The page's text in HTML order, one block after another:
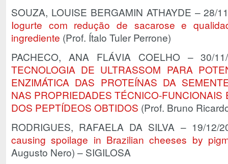
SOUZA, LOUISE BERGAMIN ATHAYDE – 28/
Iogurte com redução de sacarose e
ingrediente (Prof. Ítalo Tuler Perrone)
PACHECO, ANA FLÁVIA COELHO – 30/
TECNOLOGIA DE ULTRASSOM PARA
ENZIMÁTICA DAS PROTEÍNAS DA
NAS PROPRIEDADES TÉCNICO-FUNCIONAIS
DOS PEPTÍDEOS OBTIDOS (Prof. Bruno
RODRIGUES, RAFAELA DA SILVA – 19/
causing spoilage in Brazilian cheeses by
Augusto Nero) – SIGILOSA